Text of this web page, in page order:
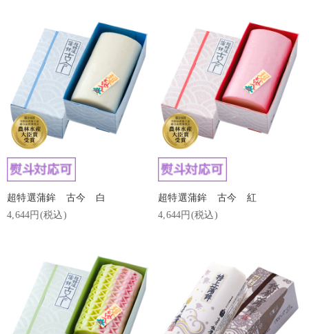
超特選蒲鉾 古今 白
4,644円(税込)
超特選蒲鉾 古今 紅
4,644円(税込)